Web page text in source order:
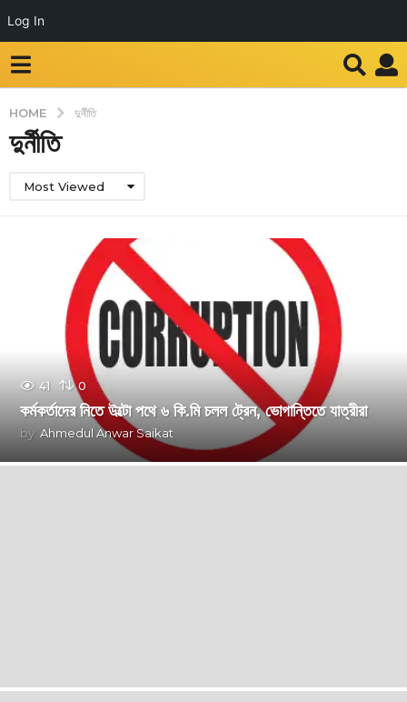
Log In
HOME দুর্নীতি
দুর্নীতি
Most Viewed
41 0
কর্মকর্তাদের নিতে উল্টো পথে ৬ কি.মি চলল ট্রেন, ভোগান্তিতে যাত্রীরা
by Ahmedul Anwar Saikat